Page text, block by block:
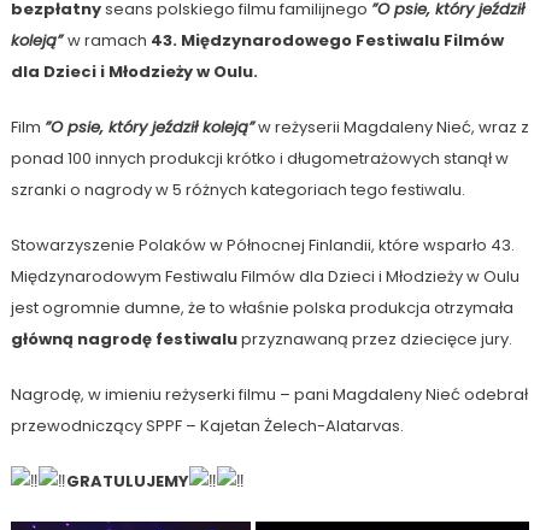
bezpłatnyseans polskiego filmu familijnego ”O psie, który jeździł
koleją”w ramach 43. Międzynarodowego Festiwalu Filmów
dla Dzieci i Młodzieży w Oulu.
Film ”O psie, który jeździł koleją”w reżyserii Magdaleny Nieć, wraz z
ponad 100 innych produkcji krótko i długometrażowych stanął w
szranki o nagrody w 5 różnych kategoriach tego festiwalu.
Stowarzyszenie Polaków w Północnej Finlandii, które wsparło 43.
Międzynarodowym Festiwalu Filmów dla Dzieci i Młodzieży w Oulu
jest ogromnie dumne, że to właśnie polska produkcja otrzymała
główną nagrodę festiwaluprzyznawaną przez dziecięce jury.
Nagrodę, w imieniu reżyserki filmu – pani Magdaleny Nieć odebrał
przewodniczący SPPF – Kajetan Żelech-Alatarvas.
GRATULUJEMY